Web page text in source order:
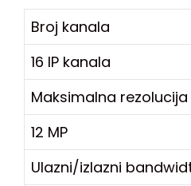
Broj kanala
16 IP kanala
Maksimalna
12 MP
Ulazni/izlazni